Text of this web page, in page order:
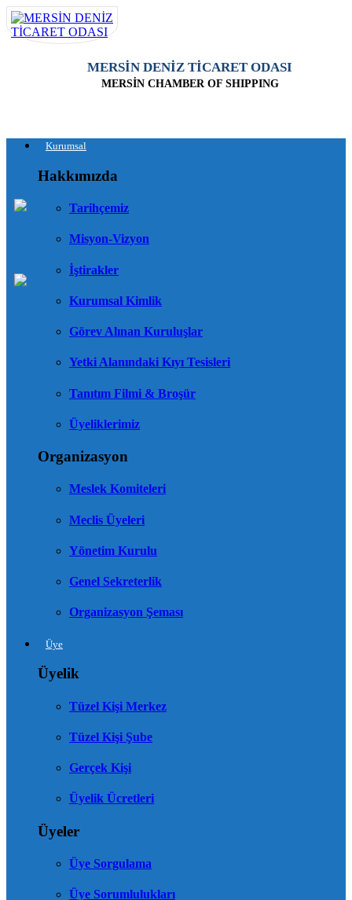
MERSİN DENİZ TİCARET ODASI
MERSİN CHAMBER OF SHIPPING
Kurumsal
Hakkımızda
Tarihçemiz
Misyon-Vizyon
İştirakler
Kurumsal Kimlik
Görev Alınan Kuruluşlar
Yetki Alanındaki Kıyı Tesisleri
Tanıtım Filmi & Broşür
Üyeliklerimiz
Organizasyon
Meslek Komiteleri
Meclis Üyeleri
Yönetim Kurulu
Genel Sekreterlik
Organizasyon Şeması
Üye
Üyelik
Tüzel Kişi Merkez
Tüzel Kişi Şube
Gerçek Kişi
Üyelik Ücretleri
Üyeler
Üye Sorgulama
Üye Sorumlulukları